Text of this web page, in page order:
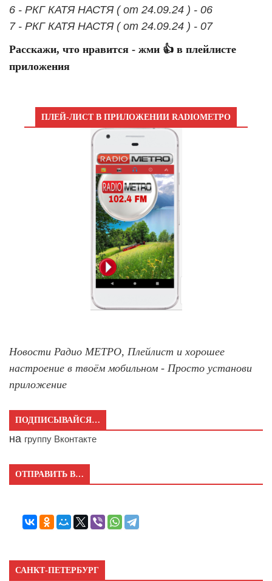
6 - РКГ КАТЯ НАСТЯ ( от 24.09.24 ) - 06
7 - РКГ КАТЯ НАСТЯ ( от 24.09.24 ) - 07
Расскажи, что нравится - жми 👍 в плейлисте
приложения
ПЛЕЙ-ЛИСТ В ПРИЛОЖЕНИИ RADIOМЕТРО
Новости Радио МЕТРО, Плейлист и хорошее
настроение в твоём мобильном - Просто установи
приложение
ПОДПИСЫВАЙСЯ…
на группу Вконтакте
ОТПРАВИТЬ В…
САНКТ-ПЕТЕРБУРГ